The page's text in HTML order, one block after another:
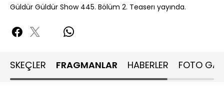
Güldür Güldür Show 445. Bölüm 2. Teaserı yayında.
SKEÇLER FRAGMANLAR HABERLER FOTO